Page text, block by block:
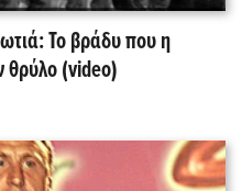
Το βράδυ που η
θρύλο (video)